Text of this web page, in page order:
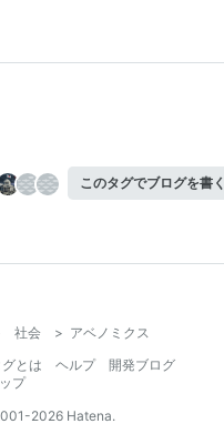
このタグでブログを書く
社会 > アベノミクス
とは
ヘルプ
開発ブログ
プ
2026 Hatena.